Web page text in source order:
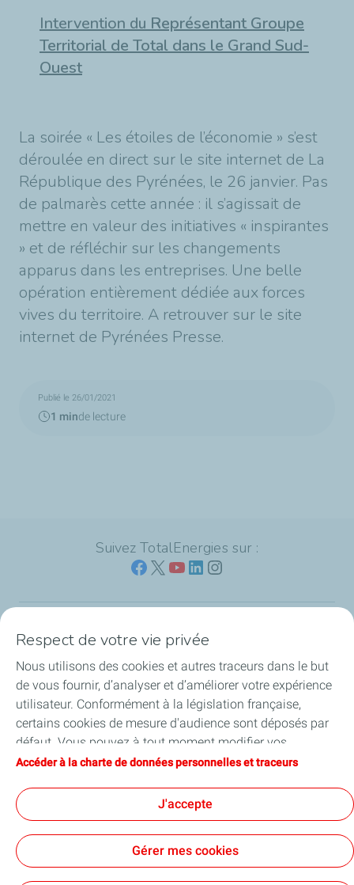
Intervention du Représentant Groupe
Territorial de Total dans le Grand Sud-
Ouest
La soirée « Les étoiles de l’économie » s’est
déroulée en direct sur le site internet de La
République des Pyrénées, le 26 janvier. Pas
de palmarès cette année : il s’agissait de
mettre en valeur des initiatives « inspirantes
» et de réfléchir sur les changements
apparus dans les entreprises. Une belle
opération entièrement dédiée aux forces
vives du territoire. A retrouver sur le site
internet de Pyrénées Presse.
Publié le 26/01/2021
1 minde lecture
Suivez TotalEnergies sur :
Nos sites
Notre engagement
Notre expertise
Travailler avec nous
Respect de votre vie privée
Nous utilisons des cookies et autres traceurs dans le but
de vous fournir, d’analyser et d’améliorer votre expérience
utilisateur. Conformément à la législation française,
certains cookies de mesure d'audience sont déposés par
défaut. Vous pouvez à tout moment modifier vos
paramètres de cookies en cliquant sur le bouton « Gérer
vous acceptez le dépôt de l’ensemble des cookies. Dans le
cas où vous cliquez sur « Je refuse », seuls les cookies
techniques nécessaires au bon fonctionnement du site
seront utilisés. Pour plus d’informations, vous pouvez
Accéder à la charte de données personnelles et traceurs
J'accepte
Gérer mes cookies